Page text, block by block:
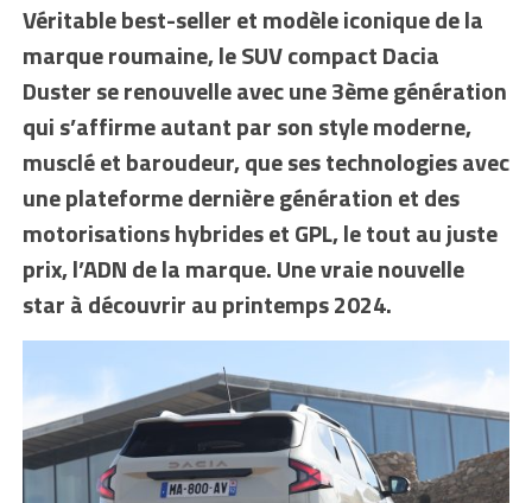
Véritable best-seller et modèle iconique de la
marque roumaine, le SUV compact Dacia
Duster se renouvelle avec une 3ème génération
qui s’affirme autant par son style moderne,
musclé et baroudeur, que ses technologies avec
une plateforme dernière génération et des
motorisations hybrides et GPL, le tout au juste
prix, l’ADN de la marque. Une vraie nouvelle
star à découvrir au printemps 2024.